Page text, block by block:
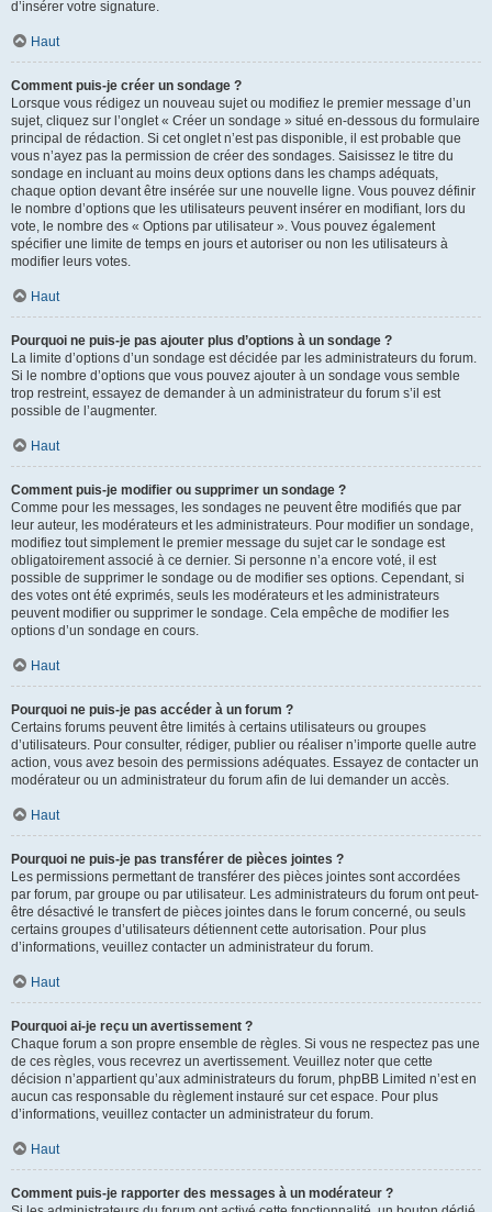
d’insérer votre signature.
Haut
Comment puis-je créer un sondage ?
Lorsque vous rédigez un nouveau sujet ou modifiez le premier message d’un
sujet, cliquez sur l’onglet « Créer un sondage » situé en-dessous du formulaire
principal de rédaction. Si cet onglet n’est pas disponible, il est probable que
vous n’ayez pas la permission de créer des sondages. Saisissez le titre du
sondage en incluant au moins deux options dans les champs adéquats,
chaque option devant être insérée sur une nouvelle ligne. Vous pouvez définir
le nombre d’options que les utilisateurs peuvent insérer en modifiant, lors du
vote, le nombre des « Options par utilisateur ». Vous pouvez également
spécifier une limite de temps en jours et autoriser ou non les utilisateurs à
modifier leurs votes.
Haut
Pourquoi ne puis-je pas ajouter plus d’options à un sondage ?
La limite d’options d’un sondage est décidée par les administrateurs du forum.
Si le nombre d’options que vous pouvez ajouter à un sondage vous semble
trop restreint, essayez de demander à un administrateur du forum s’il est
possible de l’augmenter.
Haut
Comment puis-je modifier ou supprimer un sondage ?
Comme pour les messages, les sondages ne peuvent être modifiés que par
leur auteur, les modérateurs et les administrateurs. Pour modifier un sondage,
modifiez tout simplement le premier message du sujet car le sondage est
obligatoirement associé à ce dernier. Si personne n’a encore voté, il est
possible de supprimer le sondage ou de modifier ses options. Cependant, si
des votes ont été exprimés, seuls les modérateurs et les administrateurs
peuvent modifier ou supprimer le sondage. Cela empêche de modifier les
options d’un sondage en cours.
Haut
Pourquoi ne puis-je pas accéder à un forum ?
Certains forums peuvent être limités à certains utilisateurs ou groupes
d’utilisateurs. Pour consulter, rédiger, publier ou réaliser n’importe quelle autre
action, vous avez besoin des permissions adéquates. Essayez de contacter un
modérateur ou un administrateur du forum afin de lui demander un accès.
Haut
Pourquoi ne puis-je pas transférer de pièces jointes ?
Les permissions permettant de transférer des pièces jointes sont accordées
par forum, par groupe ou par utilisateur. Les administrateurs du forum ont peut-
être désactivé le transfert de pièces jointes dans le forum concerné, ou seuls
certains groupes d’utilisateurs détiennent cette autorisation. Pour plus
d’informations, veuillez contacter un administrateur du forum.
Haut
Pourquoi ai-je reçu un avertissement ?
Chaque forum a son propre ensemble de règles. Si vous ne respectez pas une
de ces règles, vous recevrez un avertissement. Veuillez noter que cette
décision n’appartient qu’aux administrateurs du forum, phpBB Limited n’est en
aucun cas responsable du règlement instauré sur cet espace. Pour plus
d’informations, veuillez contacter un administrateur du forum.
Haut
Comment puis-je rapporter des messages à un modérateur ?